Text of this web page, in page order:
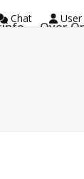
Chat
Over